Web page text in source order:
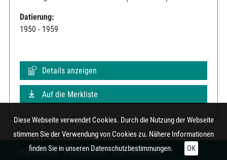
Datierung:
1950 - 1959
Details anzeigen
Auf die Merkliste
Diese Webseite verwendet Cookies. Durch die Nutzung der Webseite
stimmen Sie der Verwendung von Cookies zu. Nähere Informationen
finden Sie in unserenDatenschutzbestimmungen. OK
Impressum Datenschutz Barrierefreiheit